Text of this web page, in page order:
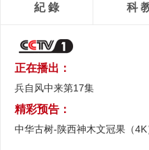
紀 錄
科
正在播出：
兵自风中来第17集
精彩预告：
中华古树-陕西神木文冠果（4K